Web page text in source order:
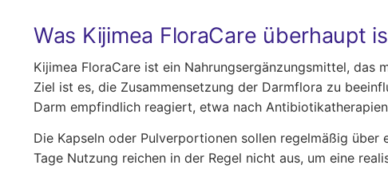
Was Kijimea FloraCare überhaupt
Kijimea FloraCare ist ein Nahrungsergänzungsmittel,
Ziel ist es, die Zusammensetzung der Darmflora zu
Darm empfindlich reagiert, etwa nach
Die Kapseln oder Pulverportionen sollen regelmäßig
Tage Nutzung reichen in der Regel nicht aus, um eine